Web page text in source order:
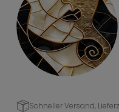
Schneller Versand,